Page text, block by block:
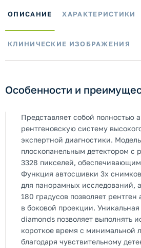
ОПИСАНИЕ ХАРАКТЕРИСТИКИ
КЛИНИЧЕСКИЕ ИЗОБРАЖЕНИЯ
Особенности и
Представляет собой полностью
рентгеновскую систему
экспертной диагностики.
плоскопанельным детектором с
3328 пикселей,
Функция автосшивки 3х
для панорамных исследований,
180 градусов позволяет
в боковой проекции.
diamonds позволяет выполнять
короткое время с минимальной
благодаря чувствительному